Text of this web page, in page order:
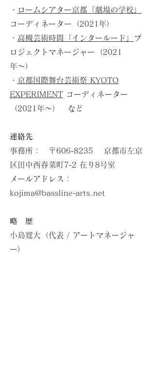
・ ロームシアター京都「劇場の学校」
コーディネーター（2021年）
・ 高槻芸術時間「インタールード」
プ
ロジェクトマネージャー（2021
年〜）
・ 京都国際舞台芸術祭 KYOTO
EXPERIMENT コーディネーター
（2021年〜） など
​連絡先
​事務所：
〒606-8235 京都市左京
区田中西春菜町7-2 在り8号室
​メールアドレス：
kojima@bassline-arts.net
略 歴
小島寛大（代表 / アートマネージャ
ー）